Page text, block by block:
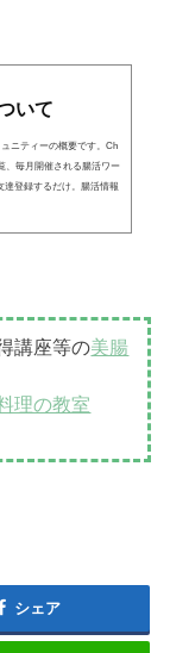
いて
ニティーの概要です。Ch
、毎月開催される腸活ワー
達登録するだけ。腸活情報
講座等の美腸
理の教室
シェア